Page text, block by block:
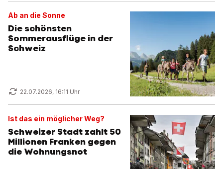
Ab an die Sonne
Die schönsten
Sommerausflüge in der
Schweiz
22.07.2026, 16:11 Uhr
Ist das ein möglicher Weg?
Schweizer Stadt zahlt 50
Millionen Franken gegen
die Wohnungsnot